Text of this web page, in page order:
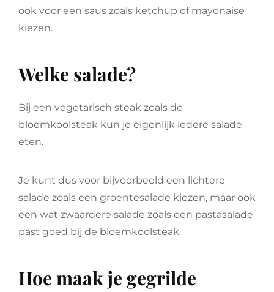
ook voor een saus zoals ketchup of mayonaise
kiezen.
Welke salade?
Bij een vegetarisch steak zoals de
bloemkoolsteak kun je eigenlijk iedere salade
eten.
Je kunt dus voor bijvoorbeeld een lichtere
salade zoals een groentesalade kiezen, maar ook
een wat zwaardere salade zoals een pastasalade
past goed bij de bloemkoolsteak.
Hoe maak je gegrilde